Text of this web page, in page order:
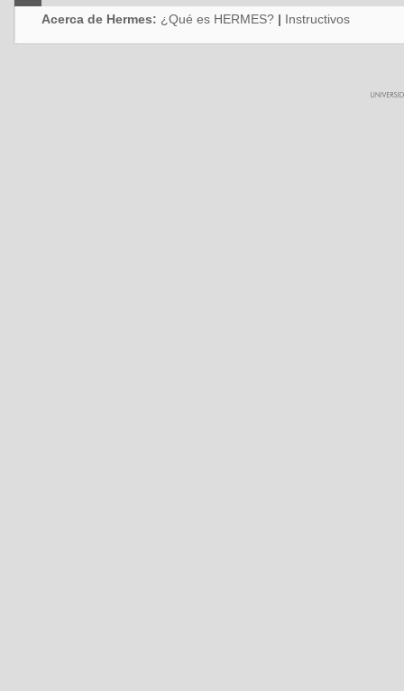
Acerca de Hermes: ¿Qué es HERMES? | Instructivos